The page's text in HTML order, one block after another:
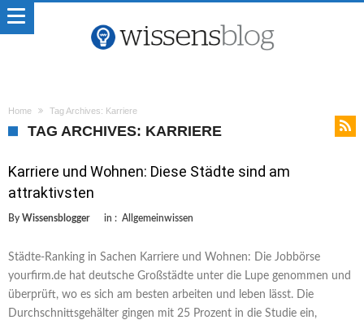
Home Tag Archives: Karriere
TAG ARCHIVES: KARRIERE
Karriere und Wohnen: Diese Städte sind am
attraktivsten
By Wissensblogger in : Allgemeinwissen
Städte-Ranking in Sachen Karriere und Wohnen: Die Jobbörse
yourfirm.de hat deutsche Großstädte unter die Lupe genommen und
überprüft, wo es sich am besten arbeiten und leben lässt. Die
Durchschnittsgehälter gingen mit 25 Prozent in die Studie ein,